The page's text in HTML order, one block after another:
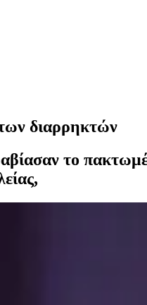
διαρρηκτών
το